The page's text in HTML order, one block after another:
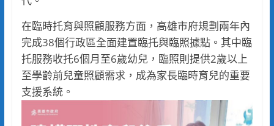
在臨時托育與照顧服務方面，高雄市府規劃兩年內
完成38個行政區全面建置臨托與臨照據點。其中臨
托服務收托6個月至6歲幼兒，臨照則提供2歲以上
至學齡前兒童照顧需求，成為家長臨時育兒的重要
支援系統。